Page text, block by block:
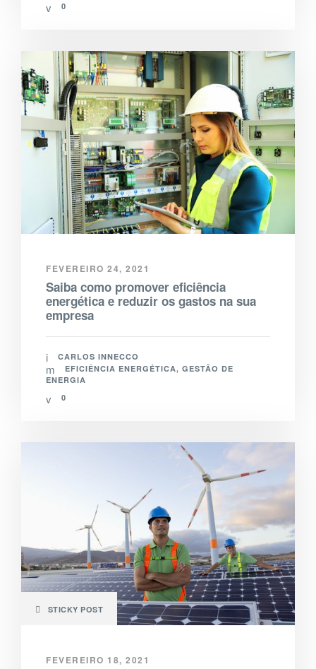
0
FEVEREIRO 24, 2021
Saiba como promover eficiência
energética e reduzir os gastos na sua
empresa
CARLOS INNECCO
EFICIÊNCIA ENERGÉTICA, GESTÃO DE
ENERGIA
0
STICKY POST
FEVEREIRO 18, 2021